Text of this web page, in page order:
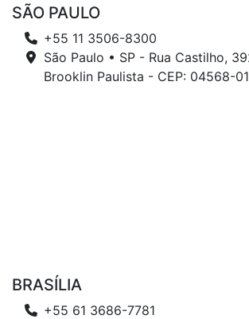
SÃO PAULO
+55 11 3506-8300
São Paulo • SP - Rua Castilho,
Brooklin Paulista - CEP: 04568-
BRASÍLIA
+55 61 3686-7781